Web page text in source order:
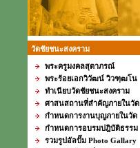
วัดชัยชนะสงคราม
พระครูมงคลสุตาภรณ์
พระร้อยเอกวิวัฒน์ วิวฑฺฒโน
ทำเนียบวัดชัยชนะสงคราม
ศาสนสถานที่สำคัญภายในวัด
กำหนดการงานบุญภายในวัด
กำหนดการอบรมปฎิบัติธรรม
รวมรูปอัลปั๊ม Photo Gallary